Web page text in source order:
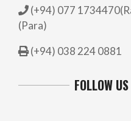
(+94) 077
(Para)
(+94) 038 224 0881
FOLLOW